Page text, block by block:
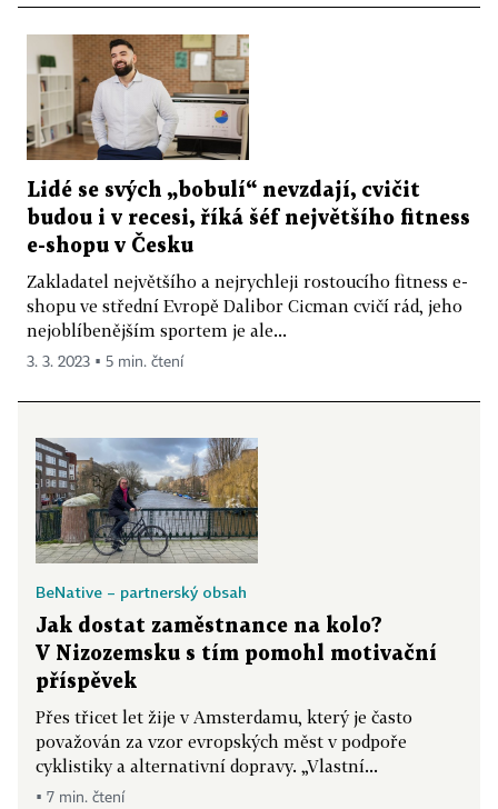
Lidé se svých „bobulí“ nevzdají, cvičit
budou i v recesi, říká šéf největšího fitness
e-shopu v Česku
Zakladatel největšího a nejrychleji rostoucího fitness e-
shopu ve střední Evropě Dalibor Cicman cvičí rád, jeho
nejoblíbenějším sportem je ale...
3. 3. 2023 ▪ 5 min. čtení
BeNative – partnerský obsah
Jak dostat zaměstnance na kolo?
V Nizozemsku s tím pomohl motivační
příspěvek
Přes třicet let žije v Amsterdamu, který je často
považován za vzor evropských měst v podpoře
cyklistiky a alternativní dopravy. „Vlastní...
▪ 7 min. čtení